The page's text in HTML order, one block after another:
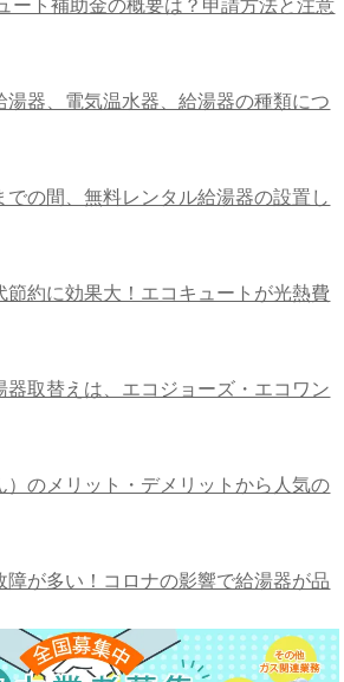
ート補助金の概要は？申請方法と注意
湯器、電気温水器、給湯器の種類につ
での間、無料レンタル給湯器の設置し
節約に効果大！エコキュートが光熱費
器取替えは、エコジョーズ・エコワン
）のメリット・デメリットから人気の
障が多い！コロナの影響で給湯器が品